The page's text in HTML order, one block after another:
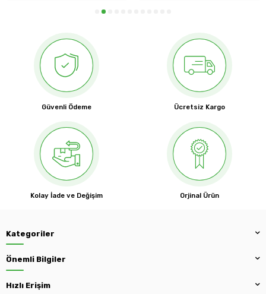
Güvenli Ödeme Ücretsiz Kargo
Kolay İade ve Değişim Orjinal Ürün
Kategoriler
Önemli Bilgiler
Hızlı Erişim